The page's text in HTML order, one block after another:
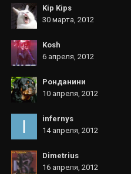
Kip Kips
30 марта, 2012
Kosh
6 апреля, 2012
Ронданини
10 апреля, 2012
infernys
14 апреля, 2012
Dimetrius
16 апреля, 2012